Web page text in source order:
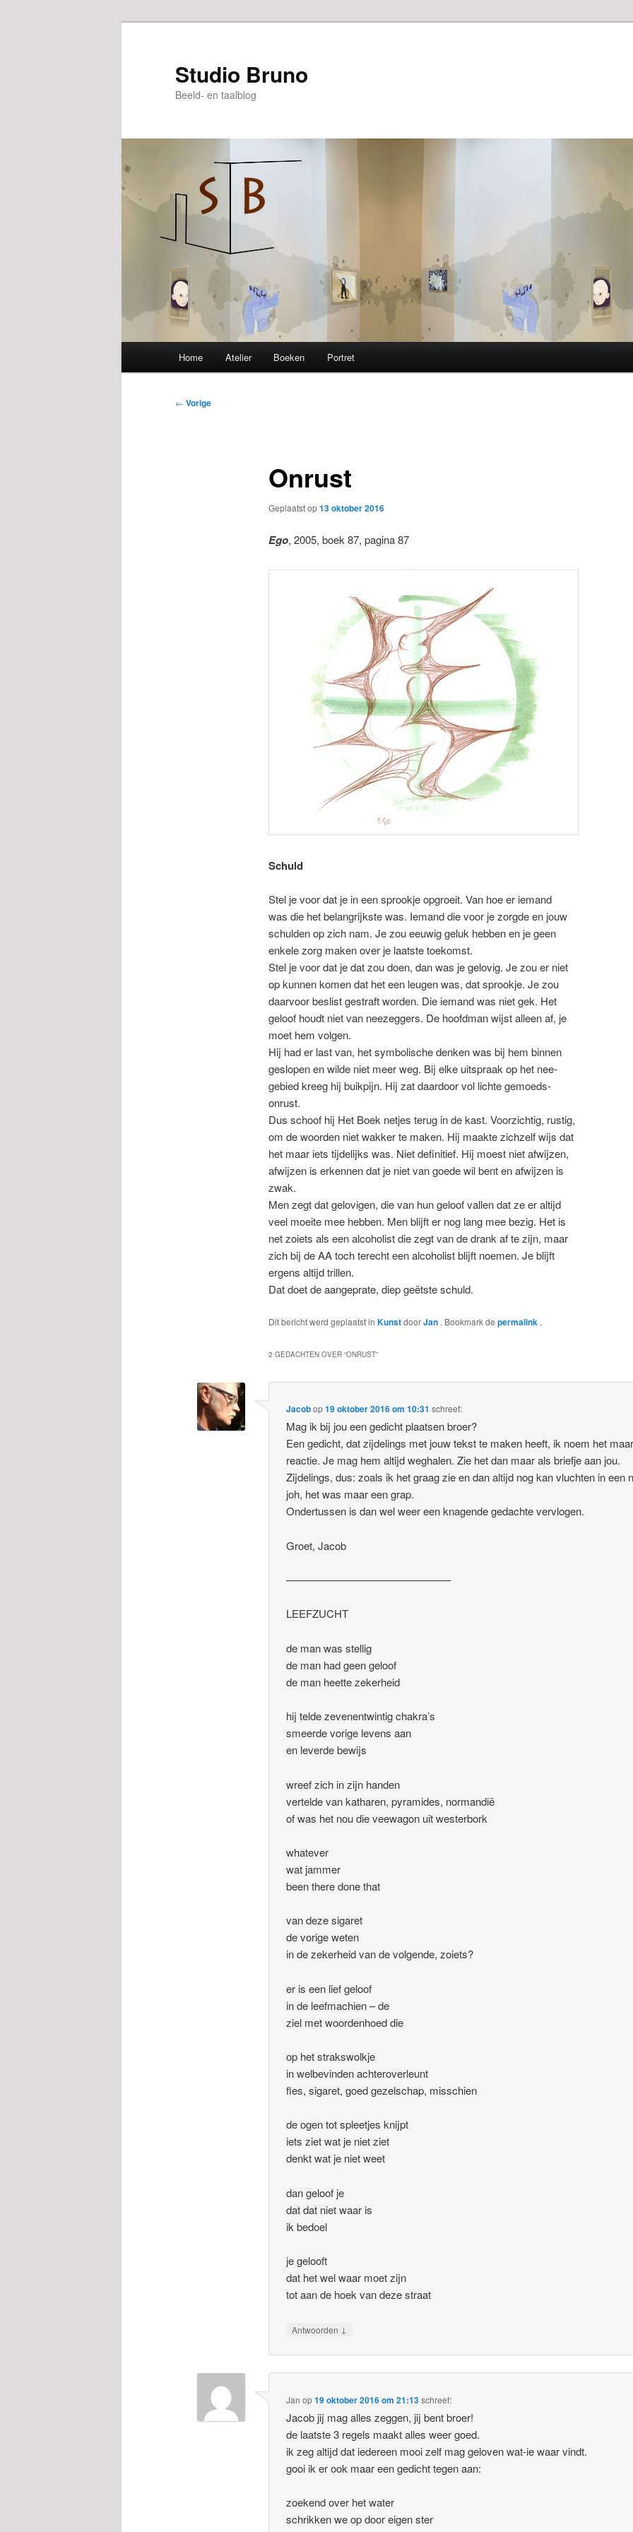
Studio Bruno
Beeld- en taalblog
Home Atelier Boeken Portret
Bericht
← Vorige
Onrust
Geplaatst op13 oktober 2016
Ego, 2005, boek 87, pagina 87
Schuld
Stel je voor dat je in een sprookje opgroeit. Van hoe er iemand
was die het belangrijkste was. Iemand die voor je zorgde en jouw
schulden op zich nam. Je zou eeuwig geluk hebben en je geen
enkele zorg maken over je laatste toekomst.
Stel je voor dat je dat zou doen, dan was je gelovig. Je zou er niet
op kunnen komen dat het een leugen was, dat sprookje. Je zou
daarvoor beslist gestraft worden. Die iemand was niet gek. Het
geloof houdt niet van neezeggers. De hoofdman wijst alleen af, je
moet hem volgen.
Hij had er last van, het symbolische denken was bij hem binnen
geslopen en wilde niet meer weg. Bij elke uitspraak op het nee-
gebied kreeg hij buikpijn. Hij zat daardoor vol lichte gemoeds-
onrust.
Dus schoof hij Het Boek netjes terug in de kast. Voorzichtig, rustig,
om de woorden niet wakker te maken. Hij maakte zichzelf wijs dat
het maar iets tijdelijks was. Niet definitief. Hij moest niet afwijzen,
afwijzen is erkennen dat je niet van goede wil bent en afwijzen is
zwak.
Men zegt dat gelovigen, die van hun geloof vallen dat ze er altijd
veel moeite mee hebben. Men blijft er nog lang mee bezig. Het is
net zoiets als een alcoholist die zegt van de drank af te zijn, maar
zich bij de AA toch terecht een alcoholist blijft noemen. Je blijft
ergens altijd trillen.
Dat doet de aangeprate, diep geëtste schuld.
Dit bericht werd geplaatst in KunstdoorJan . Bookmark de permalink .
2 GEDACHTEN OVER “ONRUST”
Jacobop19 oktober 2016 om 10:31 schreef:
Mag ik bij jou een gedicht plaatsen broer?
Een gedicht, dat zijdelings met jouw tekst te maken heeft, ik noem het
reactie. Je mag hem altijd weghalen. Zie het dan maar als briefje aan jou.
Zijdelings, dus: zoals ik het graag zie en dan altijd nog kan vluchten in een
joh, het was maar een grap.
Ondertussen is dan wel weer een knagende gedachte vervlogen.
Groet, Jacob
———————————————–
LEEFZUCHT
de man was stellig
de man had geen geloof
de man heette zekerheid
hij telde zevenentwintig chakra’s
smeerde vorige levens aan
en leverde bewijs
wreef zich in zijn handen
vertelde van katharen, pyramides, normandië
of was het nou die veewagon uit westerbork
whatever
wat jammer
been there done that
van deze sigaret
de vorige weten
in de zekerheid van de volgende, zoiets?
er is een lief geloof
in de leefmachien – de
ziel met woordenhoed die
op het strakswolkje
in welbevinden achteroverleunt
fles, sigaret, goed gezelschap, misschien
de ogen tot spleetjes knijpt
iets ziet wat je niet ziet
denkt wat je niet weet
dan geloof je
dat dat niet waar is
ik bedoel
je gelooft
dat het wel waar moet zijn
tot aan de hoek van deze straat
Antwoorden ↓
Jan op19 oktober 2016 om 21:13schreef:
Jacob jij mag alles zeggen, jij bent broer!
de laatste 3 regels maakt alles weer goed.
ik zeg altijd dat iedereen mooi zelf mag geloven wat-ie waar vindt.
gooi ik er ook maar een gedicht tegen aan:
zoekend over het water
schrikken we op door eigen ster